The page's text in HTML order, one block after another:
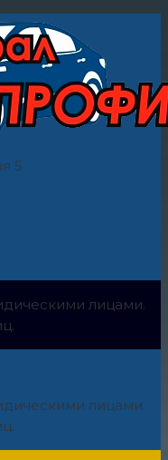
5
лицами.
лицами.